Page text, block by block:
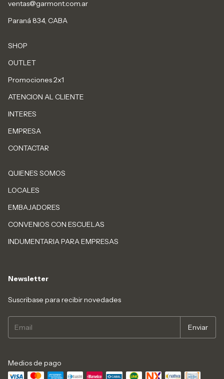
ventas@garmont.com.ar
Paraná 834, CABA
SHOP
OUTLET
Promociones 2x1
ATENCION AL CLIENTE
INTERES
EMPRESA
CONTACTAR
QUIENES SOMOS
LOCALES
EMBAJADORES
CONVENIOS CON ESCUELAS
INDUMENTARIA PARA EMPRESAS
Newsletter
Suscribase para recibir novedades
Medios de pago